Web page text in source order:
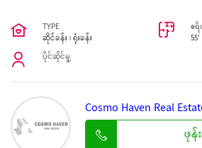
TYPE
ဆိုင်ခန်း ၊ ရုံးခန်း
ဧရိ
55'
ပိုင်ဆိုင်မှု့
Cosmo Haven Real
ဖု